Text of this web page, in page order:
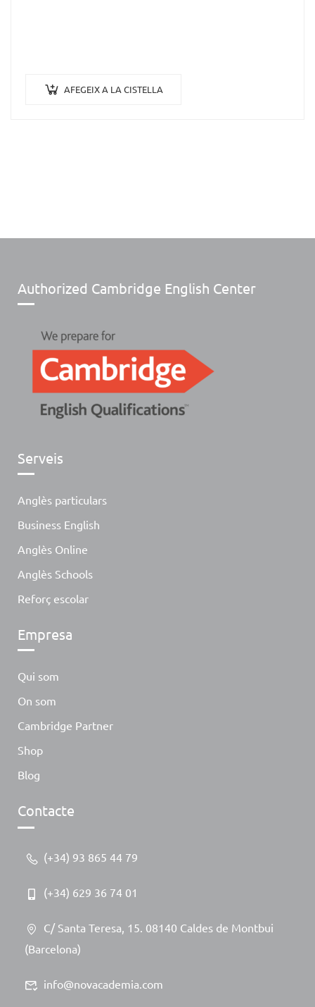
AFEGEIX A LA CISTELLA
Authorized Cambridge English Center
Serveis
Anglès particulars
Business English
Anglès Online
Anglès Schools
Reforç escolar
Empresa
Qui som
On som
Cambridge Partner
Shop
Blog
Contacte
(+34) 93 865 44 79
(+34) 629 36 74 01
C/ Santa Teresa, 15. 08140 Caldes de Montbui
(Barcelona)
info@novacademia.com